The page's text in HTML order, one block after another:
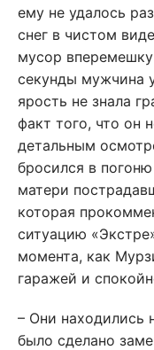
ему не удалось
снег в чистом
мусор
секунды мужчина
ярость не знала
факт того, что он
детальным
бросился в
матери
которая
ситуацию
момента, как
гаражей и
– Они находились
было сделано